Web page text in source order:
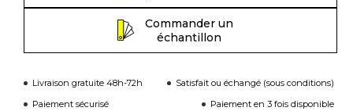
Commander un
échantillon
Livraison gratuite 48h-72h
Satisfait ou échangé (sous conditions)
Paiement sécurisé
Paiement en 3 fois disponible